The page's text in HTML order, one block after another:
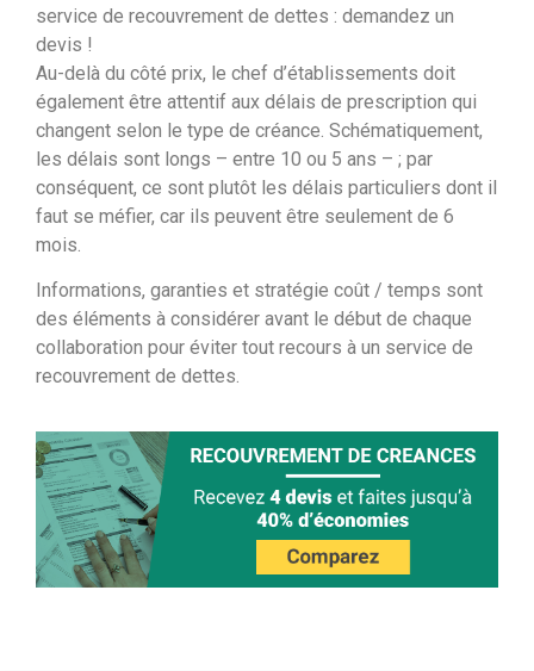
service de recouvrement de dettes : demandez un
devis !
Au-delà du côté prix, le chef d’établissements doit
également être attentif aux délais de prescription qui
changent selon le type de créance. Schématiquement,
les délais sont longs – entre 10 ou 5 ans – ; par
conséquent, ce sont plutôt les délais particuliers dont il
faut se méfier, car ils peuvent être seulement de 6
mois.
Informations, garanties et stratégie coût / temps sont
des éléments à considérer avant le début de chaque
collaboration pour éviter tout recours à un service de
recouvrement de dettes.